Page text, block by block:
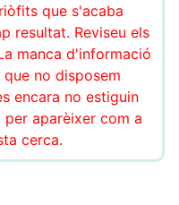
que s'acaba
resultat. Reviseu els
manca d'informació
no disposem
encara no estiguin
aparèixer com a
cerca.